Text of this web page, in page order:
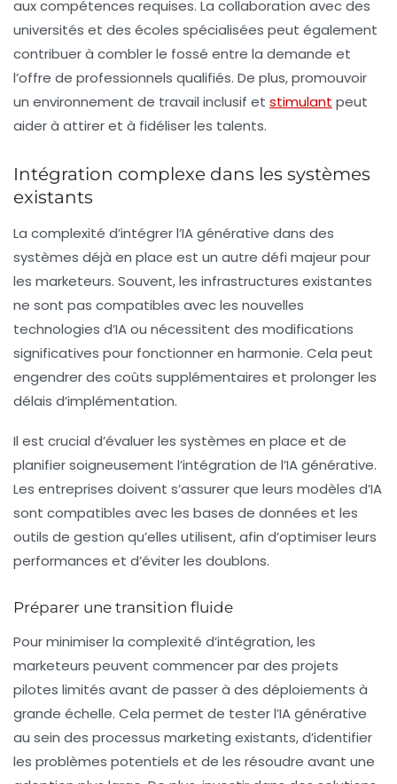
aux compétences requises. La collaboration avec des
universités et des écoles spécialisées peut également
contribuer à combler le fossé entre la demande et
l’offre de professionnels qualifiés. De plus, promouvoir
un environnement de travail inclusif et stimulant peut
aider à attirer et à fidéliser les talents.
Intégration complexe dans les systèmes
existants
La complexité d’intégrer l’IA générative dans des
systèmes déjà en place est un autre défi majeur pour
les marketeurs. Souvent, les infrastructures existantes
ne sont pas compatibles avec les nouvelles
technologies d’IA ou nécessitent des modifications
significatives pour fonctionner en harmonie. Cela peut
engendrer des coûts supplémentaires et prolonger les
délais d’implémentation.
Il est crucial d’évaluer les systèmes en place et de
planifier soigneusement l’intégration de l’IA générative.
Les entreprises doivent s’assurer que leurs modèles d’IA
sont compatibles avec les bases de données et les
outils de gestion qu’elles utilisent, afin d’optimiser leurs
performances et d’éviter les doublons.
Préparer une transition fluide
Pour minimiser la complexité d’intégration, les
marketeurs peuvent commencer par des projets
pilotes limités avant de passer à des déploiements à
grande échelle. Cela permet de tester l’IA générative
au sein des processus marketing existants, d’identifier
les problèmes potentiels et de les résoudre avant une